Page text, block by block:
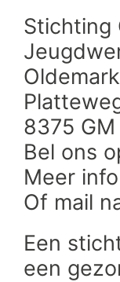
Stichting
8375
Bel ons
Meer
Of mail
Een
een